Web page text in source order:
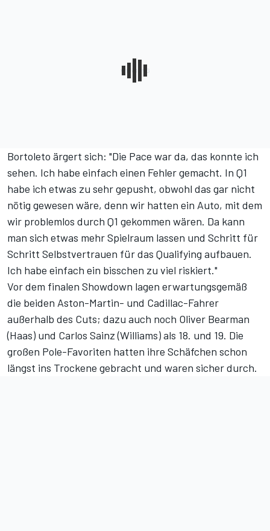
Bortoleto ärgert sich: "Die Pace war da, das konnte ich
sehen. Ich habe einfach einen Fehler gemacht. In Q1
habe ich etwas zu sehr gepusht, obwohl das gar nicht
nötig gewesen wäre, denn wir hatten ein Auto, mit dem
wir problemlos durch Q1 gekommen wären. Da kann
man sich etwas mehr Spielraum lassen und Schritt für
Schritt Selbstvertrauen für das Qualifying aufbauen.
Ich habe einfach ein bisschen zu viel riskiert."
Vor dem finalen Showdown lagen erwartungsgemäß
die beiden Aston-Martin- und Cadillac-Fahrer
außerhalb des Cuts; dazu auch noch Oliver Bearman
(Haas) und Carlos Sainz (Williams) als 18. und 19. Die
großen Pole-Favoriten hatten ihre Schäfchen schon
längst ins Trockene gebracht und waren sicher durch.